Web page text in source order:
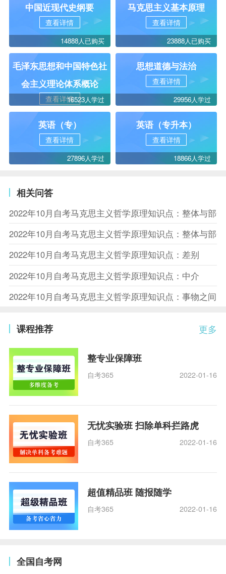
中国近现代史纲要
查看详情
14888人已购买
马克思主义基本原理
查看详情
23888人已购买
毛泽东思想和中国特色社
会主义理论体系概论
查看详情16523人学过
思想道德与法治
查看详情
29956人学过
英语（专）
查看详情
27896人学过
英语（专升本）
查看详情
18866人学过
相关问答
2022年10月自考马克思主义哲学原理知识点：整体与部
2022年10月自考马克思主义哲学原理知识点：整体与部
2022年10月自考马克思主义哲学原理知识点：差别
2022年10月自考马克思主义哲学原理知识点：中介
2022年10月自考马克思主义哲学原理知识点：事物之间
更多
课程推荐
整专业保障班
自考365 2022-01-16
无忧实验班 扫除单科拦路虎
自考365 2022-01-16
超值精品班 随报随学
自考365 2022-01-16
全国自考网